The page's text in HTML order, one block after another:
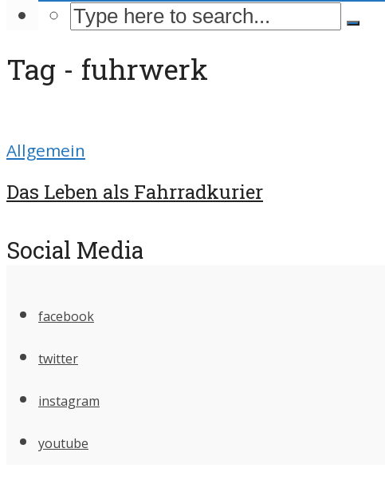
Tag - fuhrwerk
Allgemein
Das Leben als Fahrradkurier
Social Media
facebook
twitter
instagram
youtube